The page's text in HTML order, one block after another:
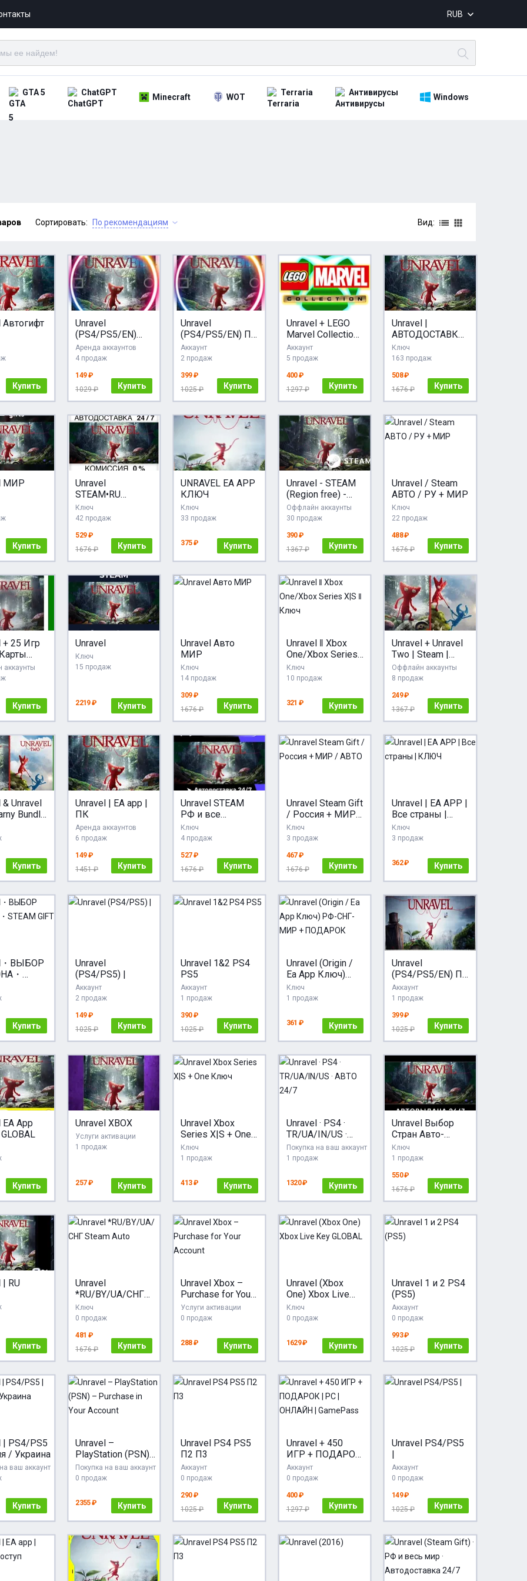
RUB
GTA 5 ChatGPT Minecraft WOT Terraria Антивирусы Windows
Сортировать: По рекомендациям Вид:
Автогифт
Купить
Unravel
(PS4/PS5/EN)
(Аренда от 7
дней)
Аренда аккаунтов
4 продаж
149 ₽
1029 ₽
Купить
Unravel
(PS4/PS5/EN) П3
- Активация
Аккаунт
2 продаж
399 ₽
1025 ₽
Купить
Unravel + LEGO
Marvel Collection
XBOX ONE
Аккаунт
5 продаж
400 ₽
1297 ₽
Купить
Unravel |
АВТОДОСТАВКА
[Россия Steam
Gift]
Ключ
163 продаж
508 ₽
1676 ₽
Купить
МИР
Купить
Unravel
STEAM•RU
АВТОДОСТАВКА
Ключ
42 продаж
529 ₽
1676 ₽
Купить
UNRAVEL EA APP
КЛЮЧ
Ключ
33 продаж
375 ₽ Купить
Unravel - STEAM
(Region free) -
Лицензия
Оффлайн аккаунты
30 продаж
390 ₽
1367 ₽
Купить
Unravel / Steam
АВТО / РУ + МИР
Ключ
22 продаж
488 ₽
1676 ₽
Купить
+ 25 Игр
Купить
Unravel
Ключ
15 продаж
2219 ₽ Купить
Unravel Авто
МИР
Ключ
14 продаж
309 ₽
1676 ₽
Купить
Unravel ‖ Xbox
One/Xbox Series
X|S ‖ Ключ
Ключ
10 продаж
321 ₽ Купить
Unravel + Unravel
Two | Steam |
АВТОВЫДАЧА
24/7
Оффлайн аккаунты
8 продаж
249 ₽
1367 ₽
Купить
& Unravel
Bundle
&
Купить
Unravel | EA app |
ПК
Аренда аккаунтов
6 продаж
149 ₽
1451 ₽
Купить
Unravel STEAM
РФ и все
регионы гифт
автодоставка
Ключ
4 продаж
527 ₽
1676 ₽
Купить
Unravel Steam Gift
/ Россия + МИР /
АВТО
Ключ
3 продаж
467 ₽
1676 ₽
Купить
Unravel | EA APP |
Все страны |
КЛЮЧ
Ключ
3 продаж
362 ₽ Купить
・ВЫБОР
・
Купить
Unravel
(PS4/PS5) |
Аккаунт
2 продаж
149 ₽
1025 ₽
Купить
Unravel 1&2 PS4
PS5
Аккаунт
1 продаж
390 ₽
1025 ₽
Купить
Unravel (Origin /
Ea App Ключ)
РФ-СНГ-МИР +
ПОДАРОК
Ключ
1 продаж
361 ₽ Купить
Unravel
(PS4/PS5/EN) П3
- Активация
Аккаунт
1 продаж
399 ₽
1025 ₽
Купить
EA App
Купить
Unravel XBOX
Услуги активации
1 продаж
257 ₽ Купить
Unravel Xbox
Series X|S + One
Ключ
Ключ
1 продаж
413 ₽ Купить
Unravel · PS4 ·
TR/UA/IN/US ·
АВТО 24/7
Покупка на ваш аккаунт
1 продаж
1320 ₽ Купить
Unravel Выбор
Стран Авто-
Доставка 24/7
Ключ
1 продаж
550 ₽
1676 ₽
Купить
| RU
Купить
Unravel
*RU/BY/UA/СНГ
Steam Auto
Ключ
0 продаж
481 ₽
1676 ₽
Купить
Unravel Xbox –
Purchase for Your
Account
Услуги активации
0 продаж
288 ₽ Купить
Unravel (Xbox
One) Xbox Live
Key GLOBAL
Ключ
0 продаж
1629 ₽ Купить
Unravel 1 и 2 PS4
(PS5)
Аккаунт
0 продаж
993 ₽
1025 ₽
Купить
| PS4/PS5
/ Украина
ваш аккаунт
Купить
Unravel –
PlayStation (PSN)
– Purchase in Your
Account
Покупка на ваш аккаунт
0 продаж
2355 ₽ Купить
Unravel PS4 PS5
П2 П3
Аккаунт
0 продаж
290 ₽
1025 ₽
Купить
Unravel + 450
ИГР + ПОДАРОК
| PC | ОНЛАЙН |
GamePass
Аккаунт
0 продаж
400 ₽
1297 ₽
Купить
Unravel PS4/PS5
|
Аккаунт
0 продаж
149 ₽
1025 ₽
Купить